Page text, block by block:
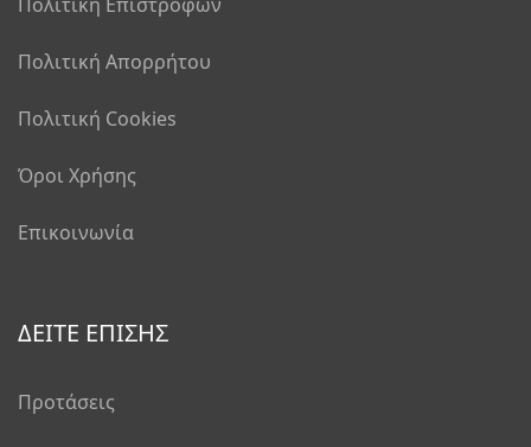
Πολιτική Απορρήτου
Πολιτική Cookies
Όροι Χρήσης
Επικοινωνία
ΔΕΙΤΕ ΕΠΙΣΗΣ
Προτάσεις